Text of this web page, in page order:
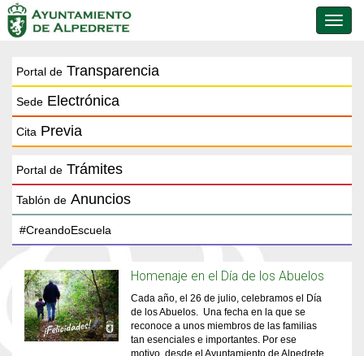
de
Portal de Transparencia
Sede Electrónica
Cita Previa
Portal de Trámites
Tablón de Anuncios
Homenaje en el Día de los Abuelos
Cada año, el 26 de julio, celebramos el Día
de los Abuelos. Una fecha en la que se
reconoce a unos miembros de las familias
tan esenciales e importantes. Por ese
motivo, desde el Ayuntamiento de Alpedrete